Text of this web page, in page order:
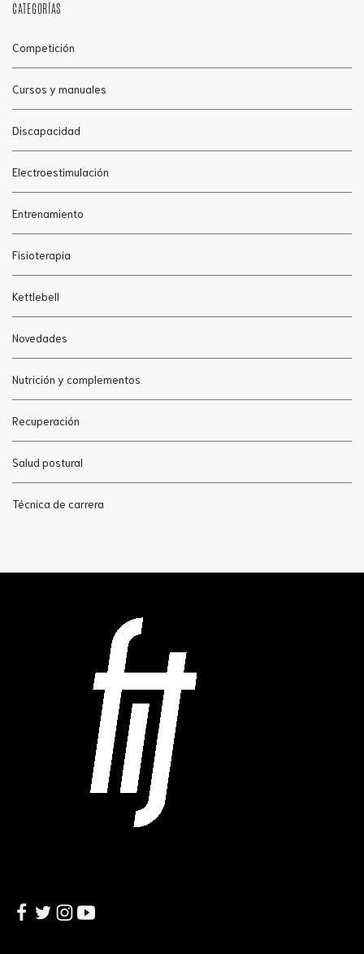
CATEGORÍAS
Competición
Cursos y manuales
Discapacidad
Electroestimulación
Entrenamiento
Fisioterapia
Kettlebell
Novedades
Nutrición y complementos
Recuperación
Salud postural
Técnica de carrera